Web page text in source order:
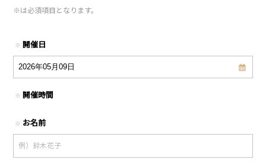
※は必須項目となります。
※ 開催日
※ 開催時間
※ お名前